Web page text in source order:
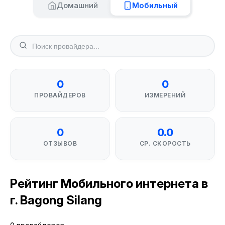
Домашний Мобильный
0
ПРОВАЙДЕРОВ
0
ИЗМЕРЕНИЙ
0
ОТЗЫВОВ
0.0
СР. СКОРОСТЬ
Рейтинг Мобильного интернета в
г. Bagong Silang